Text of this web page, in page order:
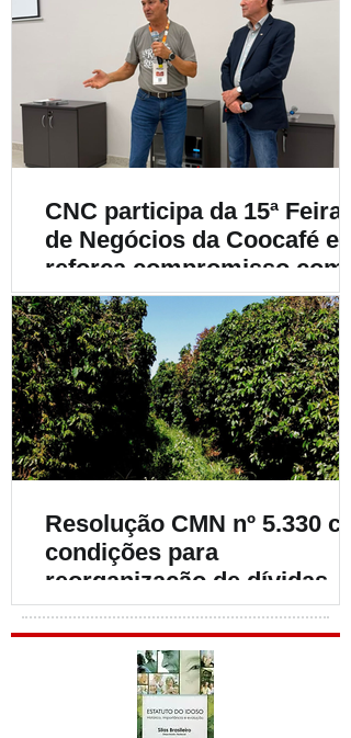
CNC participa da 15ª Feira
de Negócios da Coocafé e
reforça compromisso com
fortalecimento da
cafeicultura
Resolução CMN nº 5.330
condições para
reorganização de dívidas de
cafeicultores